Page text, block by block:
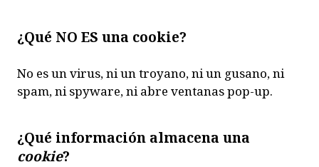
¿Qué NO ES una cookie?
No es un virus, ni un troyano, ni un gusano, ni
spam, ni spyware, ni abre ventanas pop-up.
¿Qué información almacena una
cookie?